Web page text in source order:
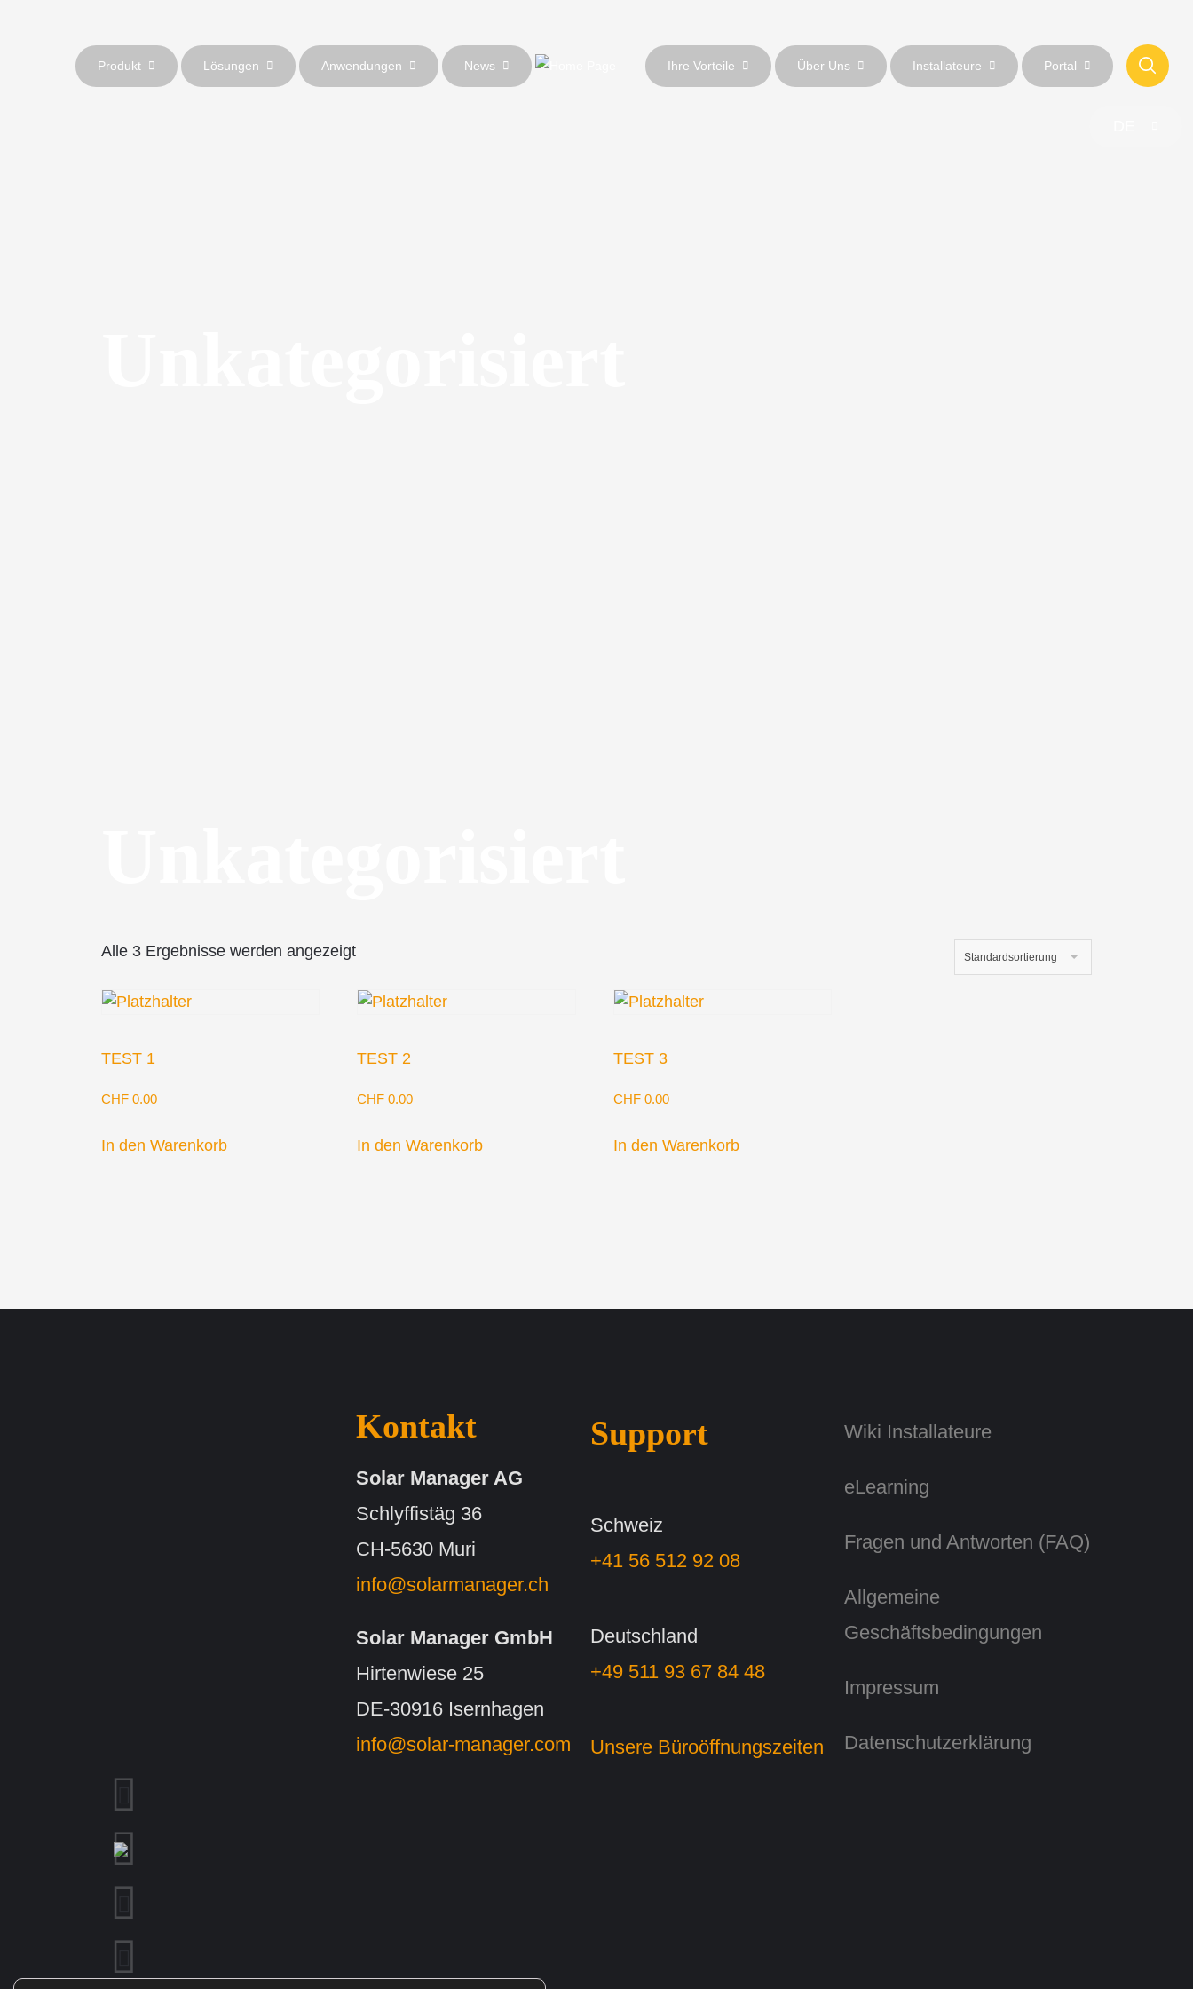
Produkt Lösungen Anwendungen News Ihre Vorteile Über Uns Installateure Portal
Alle 3 Ergebnisse werden angezeigt Standardsortierung
TEST 1
CHF 0.00
In den Warenkorb
TEST 2
CHF 0.00
In den Warenkorb
TEST 3
CHF0.00
In den Warenkorb
Kontakt
Solar Manager AG
Schlyffistäg 36
CH-5630 Muri
info@solarmanager.ch
Solar Manager GmbH
Hirtenwiese 25
DE-30916 Isernhagen
info@solar-manager.com
Support
Schweiz
+41 56 512 92 08
Deutschland
+49 511 93 67 84 48
Unsere Büroöffnungszeiten
Wiki Installateure
eLearning
Fragen und Antworten (FAQ)
Allgemeine
Geschäftsbedingungen
Impressum
Datenschutzerklärung